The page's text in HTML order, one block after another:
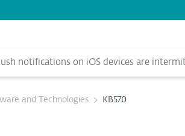
notifications on iOS devices are
and Technologies KB570